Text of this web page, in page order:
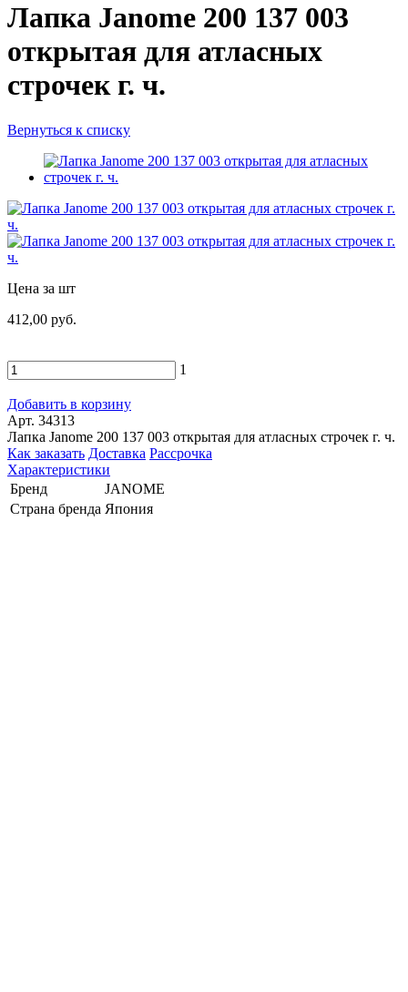
Лапка Janome 200 137 003
открытая для атласных
строчек г. ч.
Вернуться к списку
Цена за шт
412,00 руб.
1
Добавить в корзину
Арт. 34313
Лапка Janome 200 137 003 открытая для атласных строчек г. ч.
Как заказать Доставка Рассрочка
Характеристики
Бренд
JANOME
Страна бренда Япония